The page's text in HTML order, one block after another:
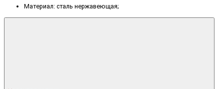
Материал: сталь нержавеющая;